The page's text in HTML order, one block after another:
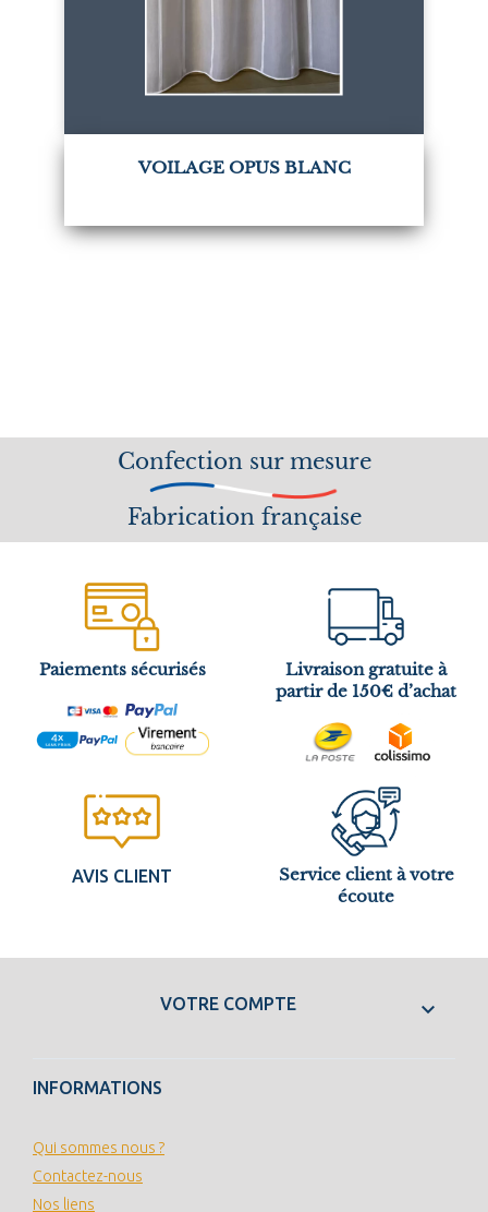
VOILAGE OPUS BLANC
Confection sur mesure
Fabrication française
Paiements sécurisés
Livraison gratuite à
partir de 150€ d’achat
AVIS CLIENT
Service client à votre
écoute
VOTRE COMPTE 
INFORMATIONS
Qui sommes nous ?
Contactez-nous
Nos liens